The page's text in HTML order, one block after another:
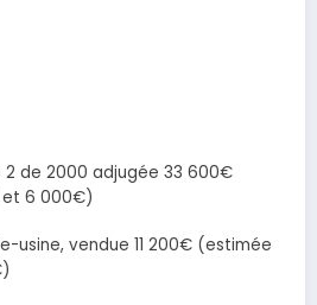
2 de 2000 adjugée 33 600€
6 000€)
usine, vendue 11 200€ (estimée